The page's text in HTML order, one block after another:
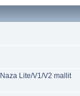
Lite/V1/V2 mallit